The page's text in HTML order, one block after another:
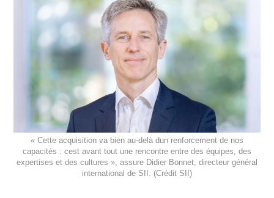
« Cette acquisition va bien au-delà dun renforcement de nos
capacités : cest avant tout une rencontre entre des équipes, des
expertises et des cultures », assure Didier Bonnet, directeur général
international de SII. (Crédit SII)